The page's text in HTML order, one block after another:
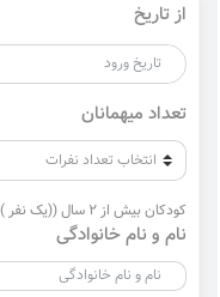
از تاریخ
تعداد میهمانان
کودکان بیش از 2 سال ((یک نفر )) محسوب می شوند
نام و نام خانوادگی